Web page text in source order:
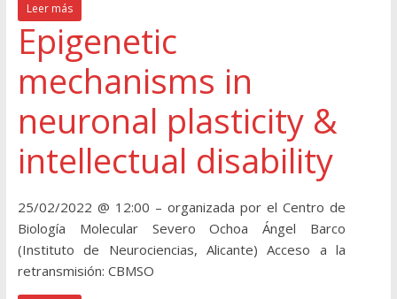
Leer más
Epigenetic
mechanisms in
neuronal plasticity &
intellectual disability
25/02/2022 @ 12:00 – organizada por el Centro de
Biología Molecular Severo Ochoa Ángel Barco
(Instituto de Neurociencias, Alicante) Acceso a la
retransmisión: CBMSO